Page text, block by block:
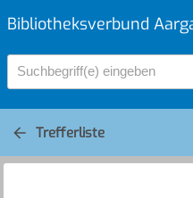
Bibliotheksverbund
Suchbegriff(e) eingeben
Trefferliste